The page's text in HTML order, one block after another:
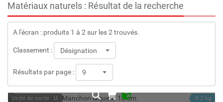
Matériaux naturels : Résultat de la recherche
A l'écran : produits 1 à 2 sur les 2 trouvés.
Classement : Désignation
Résultats par page : 9
Unité de vente : U
0.2 kg